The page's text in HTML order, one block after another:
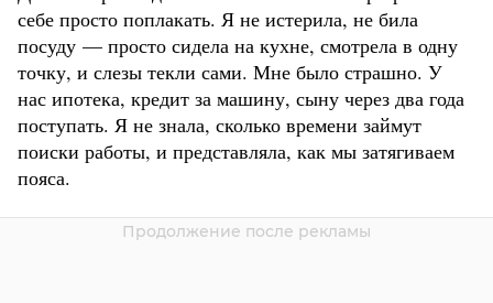
себе просто поплакать. Я не истерила, не била
посуду — просто сидела на кухне, смотрела в одну
точку, и слезы текли сами. Мне было страшно. У
нас ипотека, кредит за машину, сыну через два года
поступать. Я не знала, сколько времени займут
поиски работы, и представляла, как мы затягиваем
пояса.